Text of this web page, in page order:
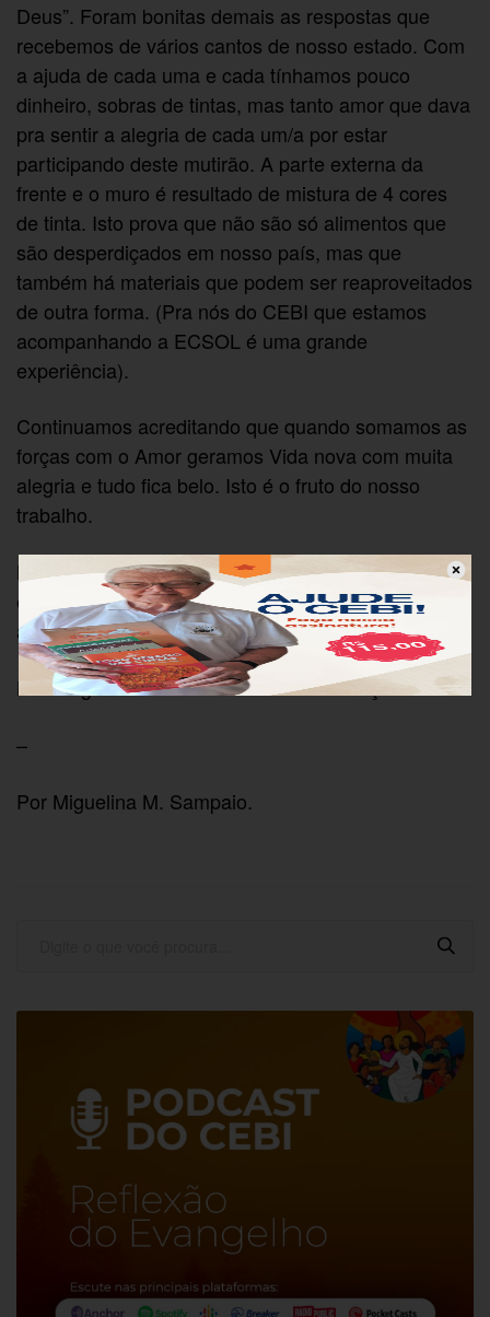
Deus”. Foram bonitas demais as respostas que
recebemos de vários cantos de nosso estado. Com
a ajuda de cada uma e cada tínhamos pouco
dinheiro, sobras de tintas, mas tanto amor que dava
pra sentir a alegria de cada um/a por estar
participando deste mutirão. A parte externa da
frente e o muro é resultado de mistura de 4 cores
de tinta. Isto prova que não são só alimentos que
são desperdiçados em nosso país, mas que
também há materiais que podem ser reaproveitados
de outra forma. (Pra nós do CEBI que estamos
acompanhando a ECSOL é uma grande
experiência).
Continuamos acreditando que quando somamos as
forças com o Amor geramos Vida nova com muita
alegria e tudo fica belo. Isto é o fruto do nosso
trabalho.
Na certeza da proteção e Graça do Nosso Deus Pai
e Mãe da Vida para com cada um/a de seus
amados Filhos e Filhas.
Muito agradecida em nome da coordenação!
–
Por Miguelina M. Sampaio.